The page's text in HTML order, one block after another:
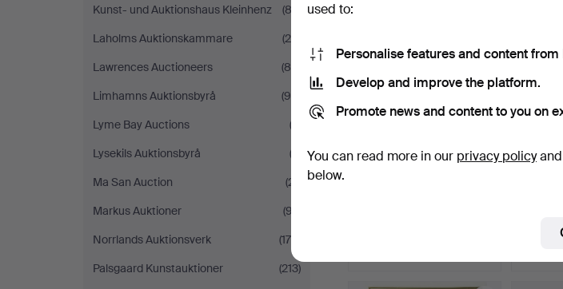
Kunst- und Auktionshaus Kleinhenz
(82)
Laholms Auktionskammare
(25)
Lawrences Auctioneers
(80)
Limhamns Auktionsbyrå
(95)
Lyme Bay Auctions
(2)
Lysekils Auktionsbyrå
(2)
Ma San Auction
(21)
Markus Auktioner
(97)
Norrlands Auktionsverk
(178)
Palsgaard Kunstauktioner
(213)
used to:
Personalise features and content
Develop and improve the platform.
Promote news and content to you on
You can read more in our privacy policyand
below.